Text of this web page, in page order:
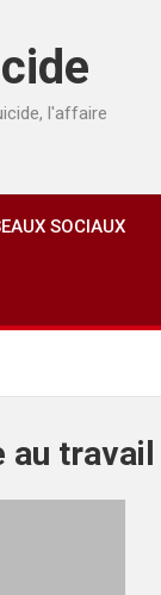
l'affaire
SOCIAUX
au travail